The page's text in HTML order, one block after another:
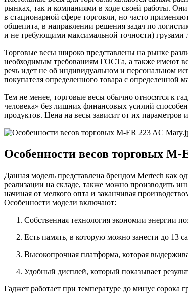
рынках, так и компаниями в ходе своей работы.
в стационарной сфере торговли, но часто
общепита, в направлении решения задач по
и не требующими максимальной точности) грузами
Торговые весы широко представлены на рынке
необходимым требованиям ГОСТа, а также имеют
речь идет не об индивидуальном и персональном
покупателя определенного товара с определенной
Тем не менее, торговые весы обычно относятся к
человека» без лишних финансовых усилий
продуктов. Цена на весы зависит от их
Особенности весов торговых
Данная модель представлена брендом Mertech как
реализации на складе, также можно производить
начиная от мелкого опта и заканчивая
Особенности модели включают:
Собственная технология экономии энергии
Есть память, в которую можно занести до 13
Высокопрочная платформа, которая
Удобный дисплей, который показывает
Гаджет работает при температуре до минус сорока